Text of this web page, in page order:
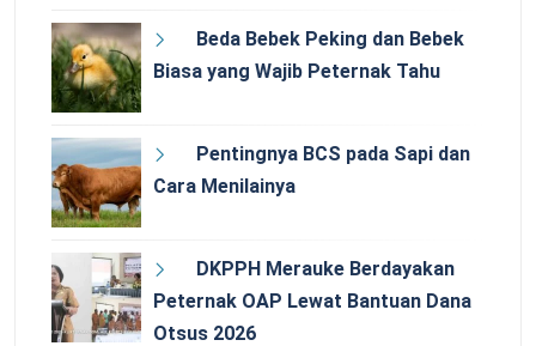
Beda Bebek Peking dan Bebek
Biasa yang Wajib Peternak Tahu
Pentingnya BCS pada Sapi dan
Cara Menilainya
DKPPH Merauke Berdayakan
Peternak OAP Lewat Bantuan Dana
Otsus 2026